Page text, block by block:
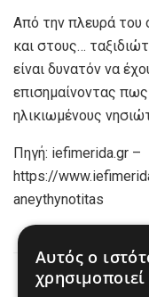
Από την πλευρά του
και στους…
είναι δυνατόν να
επισημαίνοντας πως
ηλικιωμένους
Πηγή: iefimerida.gr –
https://
aneythynotitas
Αυτός ο